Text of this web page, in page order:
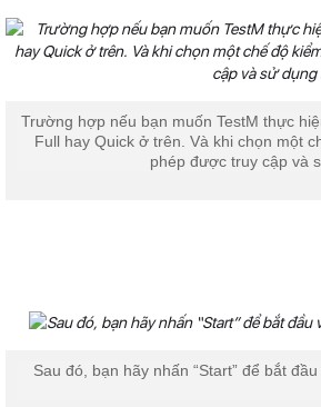
Trường hợp nếu bạn muốn TestM thực
Full hay Quick ở trên. Và khi chọn một
phép được truy cập và
Sau đó, bạn hãy nhấn “Start” để bắt